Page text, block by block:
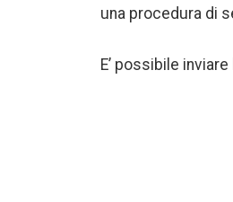
una procedura di
E’ possibile